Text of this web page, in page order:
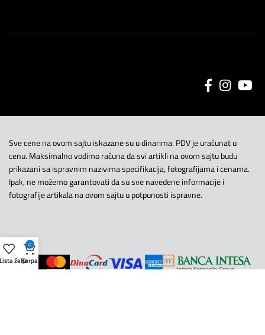
Sve cene na ovom sajtu iskazane su u dinarima. PDV je uračunat u
cenu. Maksimalno vodimo računa da svi artikli na ovom sajtu budu
prikazani sa ispravnim nazivima specifikacija, fotografijama i cenama.
Ipak, ne možemo garantovati da su sve navedene informacije i
fotografije artikala na ovom sajtu u potpunosti ispravne.
želja
0
Korpa